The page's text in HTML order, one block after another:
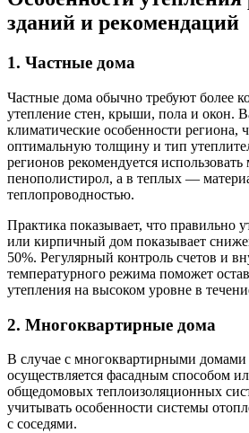
зданий и рекомендаций
1. Частные дома
Частные дома обычно требуют более
утепление стен, крыши, пола и окон.
климатические особенности региона,
оптимальную толщину и тип
регионов рекомендуется
пенополистирол, а в теплых —
теплопроводностью.
Практика показывает, что правильно
или кирпичный дом показывает
50%. Регулярный контроль счетов и
температурного режима поможет
утепления на высоком уровне в
2. Многоквартирные дома
В случае с многоквартирными домами
осуществляется фасадным способом
общедомовых теплоизоляционных
учитывать особенности системы
с соседями.